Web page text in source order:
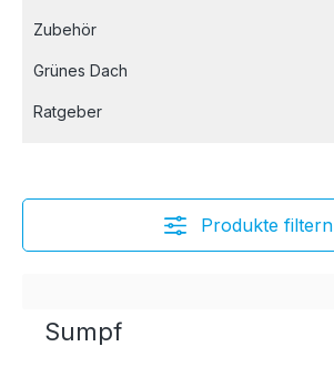
Zubehör
Grünes Dach
Ratgeber
Produkte filtern
Sumpf